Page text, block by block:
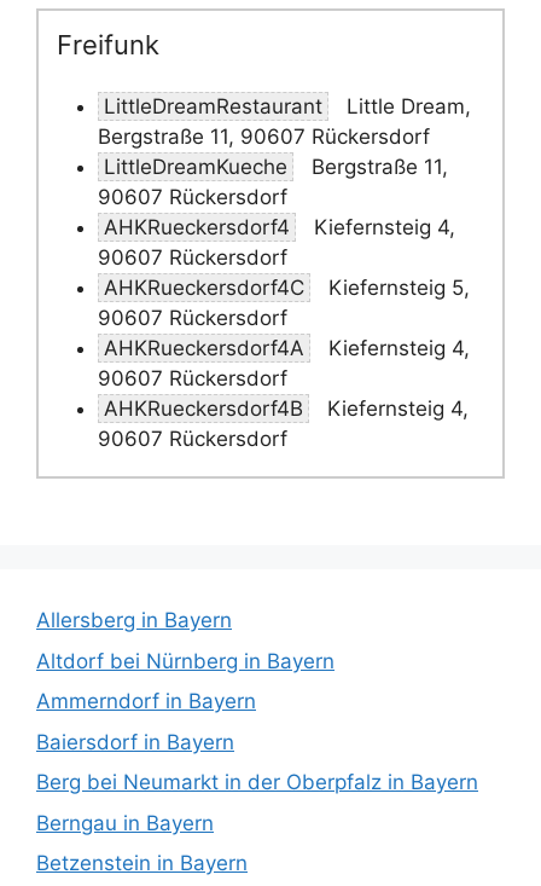
Freifunk
LittleDreamRestaurant
Little Dream,
Bergstraße 11, 90607 Rückersdorf
LittleDreamKueche
Bergstraße 11,
90607 Rückersdorf
AHKRueckersdorf4
Kiefernsteig 4,
90607 Rückersdorf
AHKRueckersdorf4C
Kiefernsteig 5,
90607 Rückersdorf
AHKRueckersdorf4A
Kiefernsteig 4,
90607 Rückersdorf
AHKRueckersdorf4B
Kiefernsteig 4,
90607 Rückersdorf
Allersberg in Bayern
Altdorf bei Nürnberg in Bayern
Ammerndorf in Bayern
Baiersdorf in Bayern
Berg bei Neumarkt in der Oberpfalz in Bayern
Berngau in Bayern
Betzenstein in Bayern